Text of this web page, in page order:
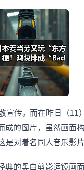
传。而在昨日（11
的图片，虽然画面
对着名同人音乐影片
黑白剪影运镜画面